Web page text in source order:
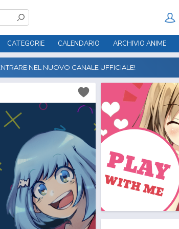
CATEGORIE CALENDARIO ARCHIVIO ANIME
NEL NUOVO CANALE UFFICIALE!